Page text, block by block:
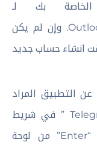
الخاصة بك لـ
أو Outlook. وإن لم يكن
انشاء حساب جديد
التطبيق المراد
تحميله وذلك بكتابة كلمة ” Telegram ” في شريط
البحث، ومن ثم الضغط على زر “Enter” من لوحة